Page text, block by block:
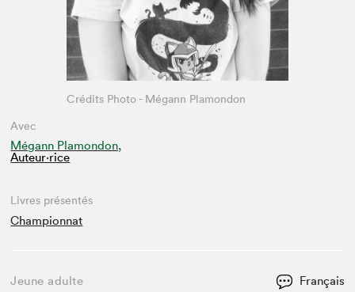
Avec
Mégann Plamondon,
Auteur·rice
Crédits Photo - Mégann Plamondon
Livres présentés
Championnat
Jeune adulte Français